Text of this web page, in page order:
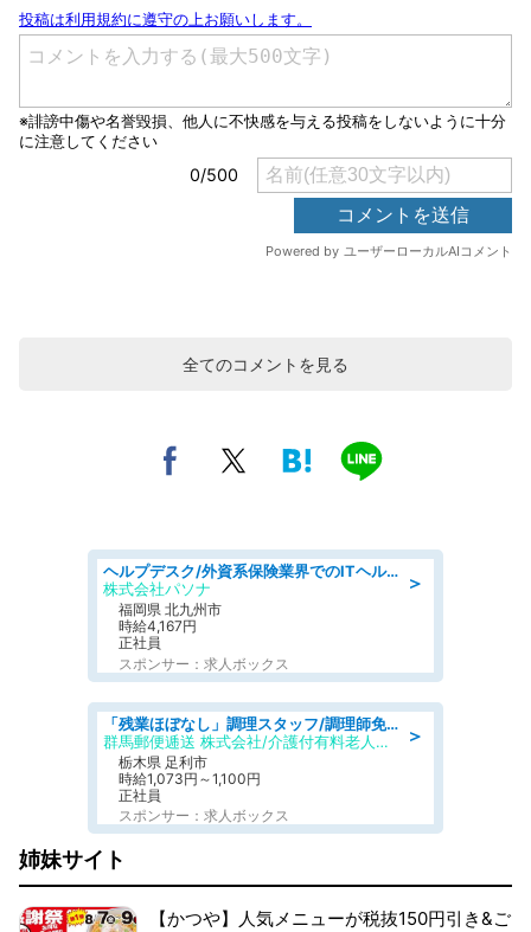
全てのコメントを見る
＞
ヘルプデスク/外資系保険業界でのITヘルプデスク業務/駅近/即日勤務可/ヘルプデスク
株式会社パソナ
福岡県 北九州市
時給4,167円
正社員
スポンサー：求人ボックス
＞
「残業ほぼなし」調理スタッフ/調理師免許必須/正職員/日勤のみ/介護付き有料老人ホーム/社会保障完備
群馬郵便逓送 株式会社/介護付有料老人ホーム ふる里
栃木県 足利市
時給1,073円～1,100円
正社員
スポンサー：求人ボックス
姉妹サイト
【かつや】人気メニューが税抜150円引き&ご